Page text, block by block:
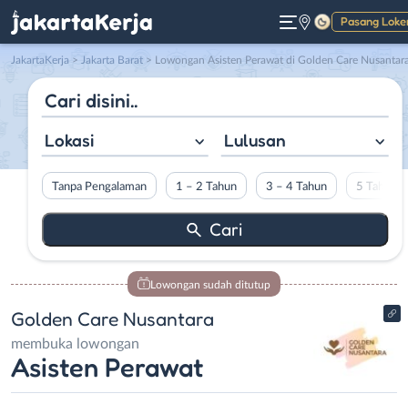
Pasang
Gelap
JakartaKerja > Jakarta Barat > Lowongan Asisten Perawat di Golden Care
Lokasi Lulusan
Tanpa Pengalaman 1 – 2 Tahun 3 – 4 Tahun 5 Tahun
Lowongan sudah ditutup
Golden Care Nusantara
membuka lowongan
Asisten Perawat